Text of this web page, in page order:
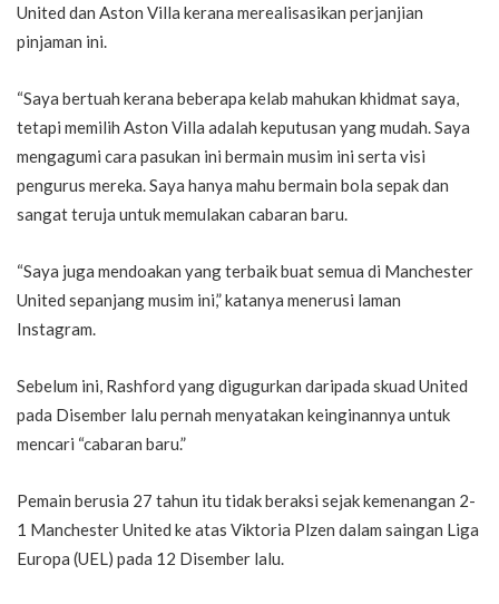
United dan Aston Villa kerana merealisasikan perjanjian
pinjaman ini.
“Saya bertuah kerana beberapa kelab mahukan khidmat saya,
tetapi memilih Aston Villa adalah keputusan yang mudah. Saya
mengagumi cara pasukan ini bermain musim ini serta visi
pengurus mereka. Saya hanya mahu bermain bola sepak dan
sangat teruja untuk memulakan cabaran baru.
“Saya juga mendoakan yang terbaik buat semua di Manchester
United sepanjang musim ini,” katanya menerusi laman
Instagram.
Sebelum ini, Rashford yang digugurkan daripada skuad United
pada Disember lalu pernah menyatakan keinginannya untuk
mencari “cabaran baru.”
Pemain berusia 27 tahun itu tidak beraksi sejak kemenangan 2-
1 Manchester United ke atas Viktoria Plzen dalam saingan Liga
Europa (UEL) pada 12 Disember lalu.